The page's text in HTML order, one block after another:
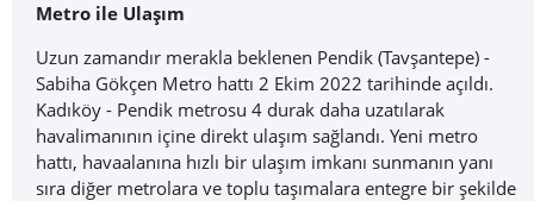
Metro ile Ulaşım
Uzun zamandır merakla beklenen Pendik (Tavşantepe) -
Sabiha Gökçen Metro hattı 2 Ekim 2022 tarihinde açıldı.
Kadıköy - Pendik metrosu 4 durak daha uzatılarak
havalimanının içine direkt ulaşım sağlandı. Yeni metro
hattı, havaalanına hızlı bir ulaşım imkanı sunmanın yanı
sıra diğer metrolara ve toplu taşımalara entegre bir şekilde